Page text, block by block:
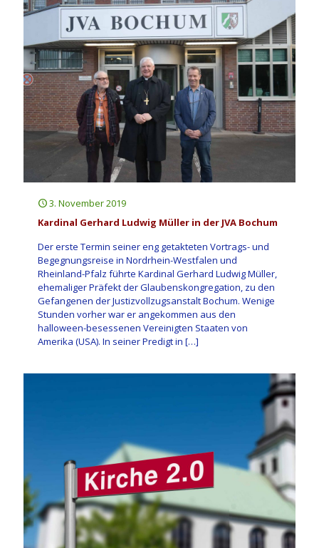
3. November 2019
Kardinal Gerhard Ludwig Müller in der JVA Bochum
Der erste Termin seiner eng getakteten Vortrags- und
Begegnungsreise in Nordrhein-Westfalen und
Rheinland-Pfalz führte Kardinal Gerhard Ludwig Müller,
ehemaliger Präfekt der Glaubenskongregation, zu den
Gefangenen der Justizvollzugsanstalt Bochum. Wenige
Stunden vorher war er angekommen aus den
halloween-besessenen Vereinigten Staaten von
Amerika (USA). In seiner Predigt in […]